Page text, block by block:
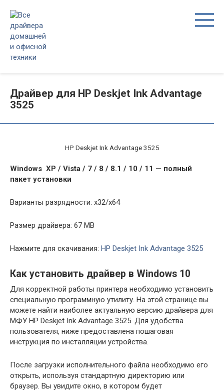
контенту
Драйвер для HP Deskjet Ink Advantage
3525
HP Deskjet Ink Advantage 3525
Windows XP / Vista / 7 / 8 / 8.1 / 10 / 11 — полный
пакет установки
Варианты разрядности: x32/x64
Размер драйвера: 67 MB
Нажмите для скачивания: HP Deskjet Ink Advantage 3525
Как установить драйвер в Windows 10
Для корректной работы принтера необходимо установить
специальную программную утилиту. На этой странице вы
можете найти наиболее актуальную версию драйвера для
МФУ HP Deskjet Ink Advantage 3525. Для удобства
пользователя, ниже предоставлена пошаговая
инструкция по инсталляции устройства.
После загрузки исполнительного файла необходимо его
открыть, используя стандартную директорию или
браузер. Вы увидите окно, в котором будет